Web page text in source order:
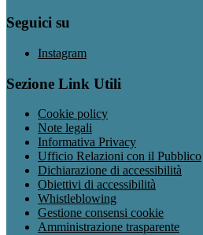
Seguici su
Instagram
Sezione Link Utili
Cookie policy
Note legali
Informativa Privacy
Ufficio Relazioni con il Pubblico
Dichiarazione di accessibilità
Obiettivi di accessibilità
Whistleblowing
Gestione consensi cookie
Amministrazione trasparente